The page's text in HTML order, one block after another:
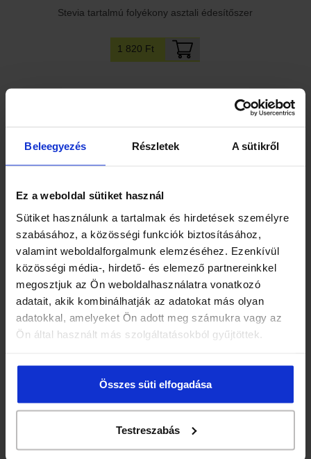
Beleegyezés Részletek A sütikről
Ez a weboldal sütiket használ
Sütiket használunk a tartalmak és hirdetések személyre
szabásához, a közösségi funkciók biztosításához,
valamint weboldalforgalmunk elemzéséhez. Ezenkívül
közösségi média-, hirdető- és elemező partnereinkkel
megosztjuk az Ön weboldalhasználatra vonatkozó
adatait, akik kombinálhatják az adatokat más olyan
adatokkal, amelyeket Ön adott meg számukra vagy az
Ön által használt más szolgáltatásokból gyűjtöttek.
Összes süti elfogadása
Testreszabás
Stevia tartalmú folyékony asztali édesítőszer
1 820 Ft
5 065 Ft
Bálint SweetInulin - természetes növényi kivonat 150 ml
3 925 Ft